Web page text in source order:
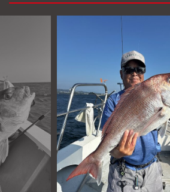
プライバシーポリシー
お問い合わせ
お知らせ